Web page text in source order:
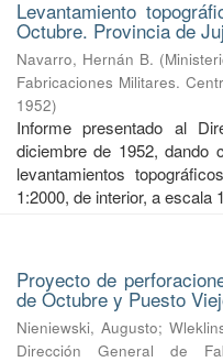
Levantamiento
Octubre. Provincia de
Navarro, Hernán B. (
Fabricaciones Militares.
1952)
Informe presentado al
diciembre de 1952, dando
levantamientos
1:2000, de interior, a escala
Proyecto de
de Octubre y Puesto
Nieniewski, Augusto;
Dirección General de